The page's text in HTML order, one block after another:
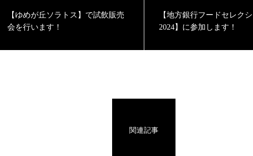
【ゆめが丘ソラトス】で試飲販売
会を行います！
【地方銀行フードセレク
2024】に参加します！
関連記事